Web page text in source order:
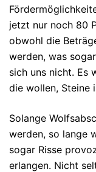
jetzt nur noch 80
obwohl die
werden, was
sich uns nicht. Es
die wollen, Steine
Solange
werden, so lange
sogar Risse
erlangen. Nicht